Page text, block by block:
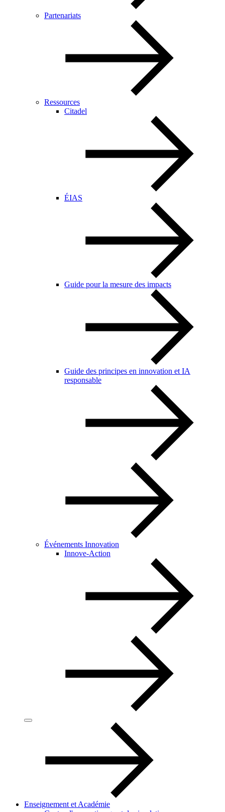
Partenariats
Ressources
Citadel
ÉIAS
Guide pour la mesure des impacts
Guide des principes en innovation et IA
responsable
Événements Innovation
Innove-Action
Enseignement et Académie